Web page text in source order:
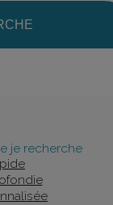
je recherche